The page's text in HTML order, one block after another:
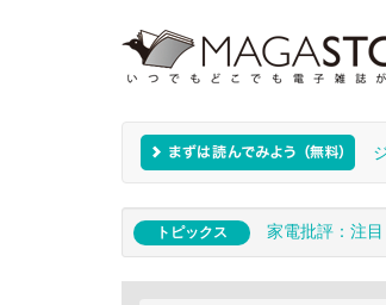
トピックス 家電批評：注